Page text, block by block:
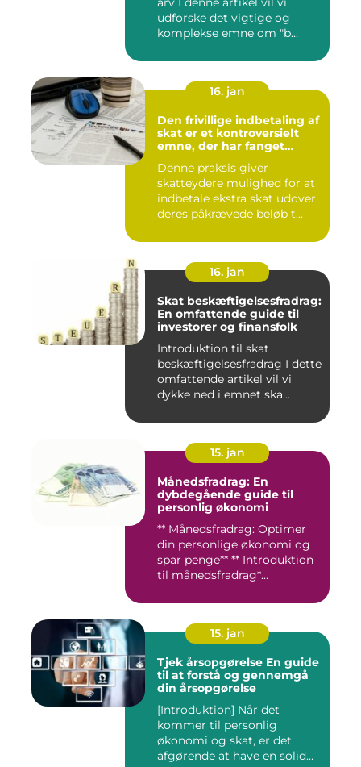
udforske det vigtige og
komplekse emne om "b...
16. jan
Den frivillige indbetaling af
skat er et kontroversielt
emne, der har fanget
individer
Denne praksis giver
skatteydere mulighed for at
indbetale ekstra skat udover
deres påkrævede beløb t...
16. jan
Skat beskæftigelsesfradrag:
En omfattende guide til
investorer og finansfolk
Introduktion til skat
beskæftigelsesfradrag I dette
omfattende artikel vil vi
dykke ned i emnet ska...
15. jan
Månedsfradrag: En
dybdegående guide til
personlig økonomi
** Månedsfradrag: Optimer
din personlige økonomi og
spar penge** ** Introduktion
til månedsfradrag*...
15. jan
Tjek årsopgørelse En guide
til at forstå og gennemgå
din årsopgørelse
[Introduktion] Når det
kommer til personlig
økonomi og skat, er det
afgørende at have en solid